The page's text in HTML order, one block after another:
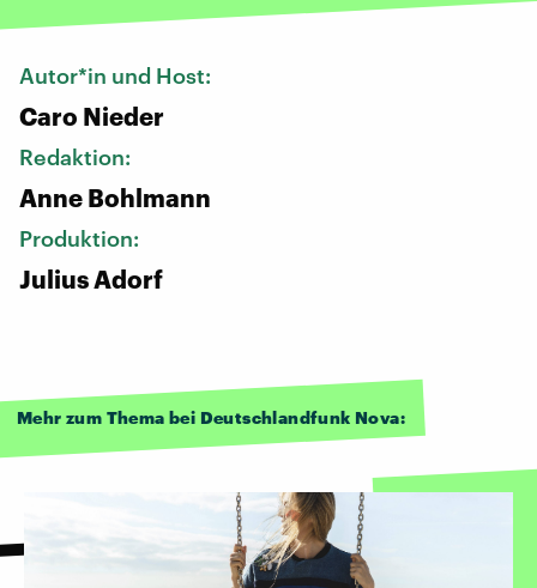
Autor*in und Host:
Caro Nieder
Redaktion:
Anne Bohlmann
Produktion:
Julius Adorf
Mehr zum Thema bei Deutschlandfunk Nova: